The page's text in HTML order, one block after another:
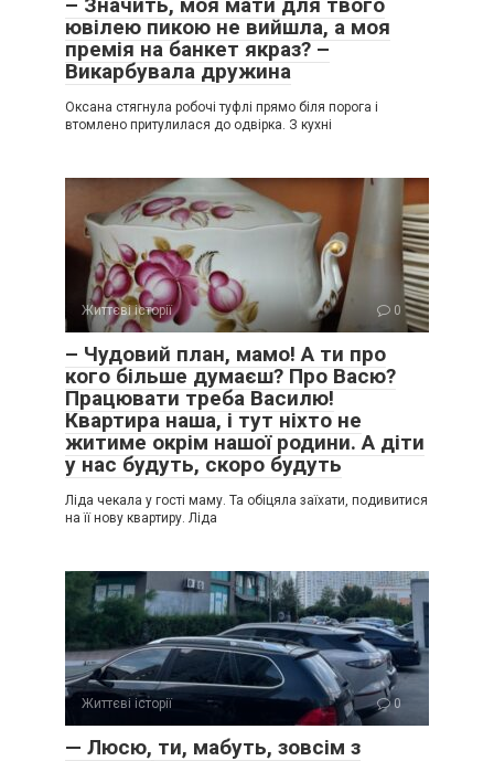
ювілею пикою не вийшла, а моя
премія на банкет якраз? –
Викарбувала дружина
Оксана стягнула робочі туфлі прямо біля порога і
втомлено притулилася до одвірка. З кухні
Життєві історії 0
– Чудовий план, мамо! А ти про
кого більше думаєш? Про Васю?
Працювати треба Василю!
Квартира наша, і тут ніхто не
житиме окрім нашої родини. А діти
у нас будуть, скоро будуть
Ліда чекала у гості маму. Та обіцяла заїхати, подивитися
на її нову квартиру. Ліда
Життєві історії 0
— Люсю, ти, мабуть, зовсім з